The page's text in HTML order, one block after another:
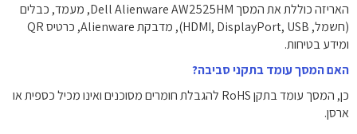
האריזה כוללת את המסך Dell Alienware AW2525HM, מעמד, כבלים
(חשמל, HDMI, DisplayPort, USB), מדבקת Alienware, כרטיס QR
ומידע בטיחות.
האם המסך עומד בתקני סביבה?
כן, המסך עומד בתקן RoHS להגבלת חומרים מסוכנים ואינו מכיל כספית או
ארסן.